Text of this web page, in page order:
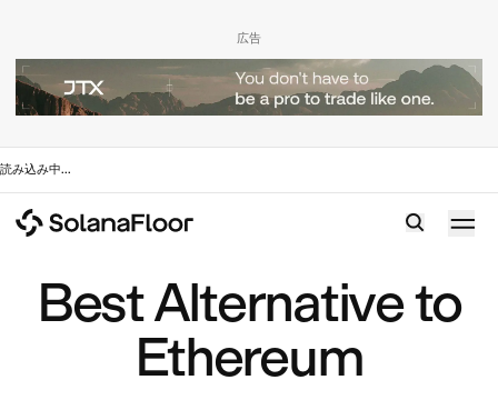
広告
読み込み中...
Best Alternative to
Ethereum